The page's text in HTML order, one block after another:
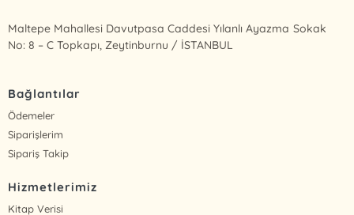
Maltepe Mahallesi Davutpasa Caddesi Yılanlı Ayazma Sokak
No: 8 – C Topkapı, Zeytinburnu / İSTANBUL
Bağlantılar
Ödemeler
Siparişlerim
Sipariş Takip
Hizmetlerimiz
Kitap Verisi